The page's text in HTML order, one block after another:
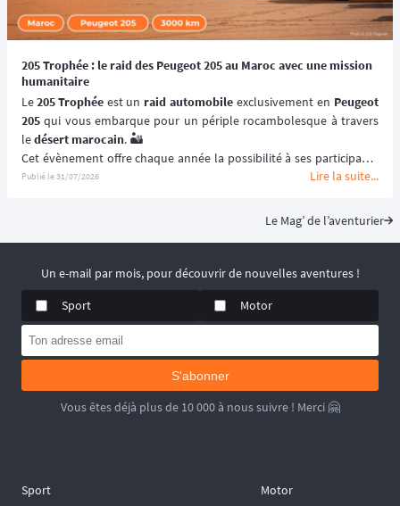
205 Trophée : le raid des Peugeot 205 au Maroc avec une mission
humanitaire
Le 205 Trophée est un raid automobile exclusivement en Peugeot
205 qui vous embarque pour un périple rocambolesque à travers
le désert marocain. 🏜️
Cet évènement offre chaque année la possibilité à ses participants
de (re)découvrir le Maroc en traversant ses paysages les plus
premiers rallye-raids , le
205
📆 Prochaines dates : du 2 au 15 Mai 2027.
Publié le31/07/2026 Lire la suite...
Le Mag’ de l’aventurier
Un e-mail par mois, pour découvrir de nouvelles aventures !
Sport
Motor
S'abonner
Vous êtes déjà plus de 10 000 à nous suivre ! Merci 🤗
Sport Motor